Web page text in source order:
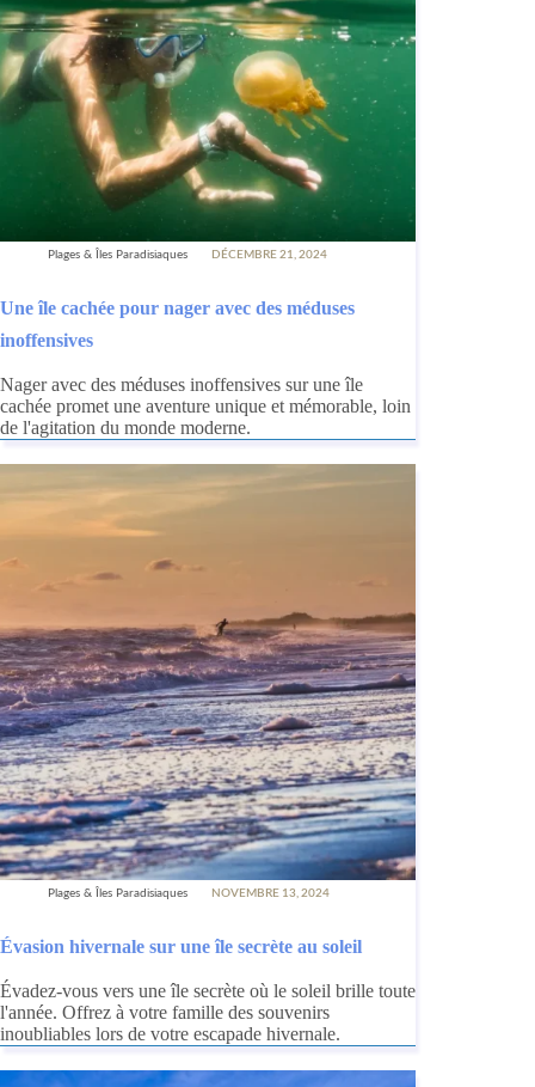
Plages & Îles Paradisiaques DÉCEMBRE 21, 2024
Une île cachée pour nager avec des méduses
inoffensives
Nager avec des méduses inoffensives sur une île
cachée promet une aventure unique et mémorable, loin
de l'agitation du monde moderne.
Plages & Îles Paradisiaques NOVEMBRE 13, 2024
Évasion hivernale sur une île secrète au soleil
Évadez-vous vers une île secrète où le soleil brille toute
l'année. Offrez à votre famille des souvenirs
inoubliables lors de votre escapade hivernale.